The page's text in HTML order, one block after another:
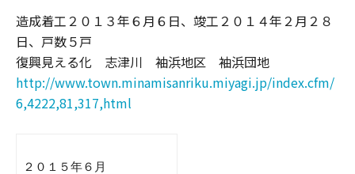
造成着工２０１３年６月６日、竣工２０１４年２月２８
日、戸数５戸
復興見える化 志津川 袖浜地区 袖浜団地
http://www.town.minamisanriku.miyagi.jp/index.cfm/
6,4222,81,317,html
２０１５年６月